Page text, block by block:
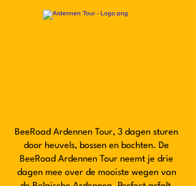
BeeRoad Ardennen Tour, 3 dagen sturen
door heuvels, bossen en bochten. De
BeeRoad Ardennen Tour neemt je drie
dagen mee over de mooiste wegen van